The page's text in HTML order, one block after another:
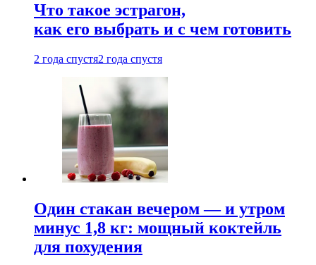
Что такое эстрагон,
как его выбрать и с чем готовить
2 года спустя2 года спустя
Один стакан вечером — и утром
минус 1,8 кг: мощный коктейль
для похудения